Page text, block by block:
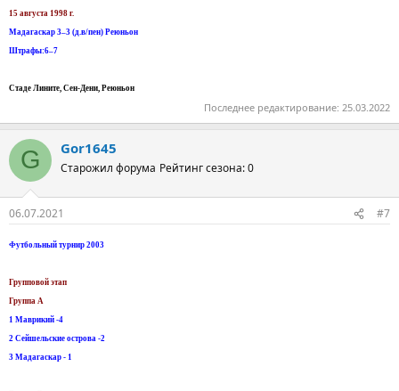
15 августа 1998 г.
Мадагаскар 3–3 (д.в/пен) Реюньон
Штрафы:6–7
Стаде Лините, Сен-Дени, Реюньон
Последнее редактирование: 25.03.2022
G Gor1645
Старожил форума Рейтинг сезона: 0
06.07.2021 #7
Футбольный турнир 2003
Групповой этап
Группа А
1 Маврикий -4
2 Сейшельские острова -2
3 Мадагаскар - 1